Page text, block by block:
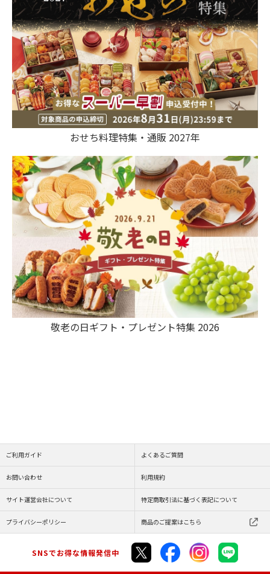
おせち料理特集・通販 2027年
敬老の日ギフト・プレゼント特集 2026
ご利用ガイド よくあるご質問
お問い合わせ 利用規約
サイト運営会社について 特定商取引法に基づく表記について
プライバシーポリシー 商品のご提案はこちら
SNSでお得な情報発信中